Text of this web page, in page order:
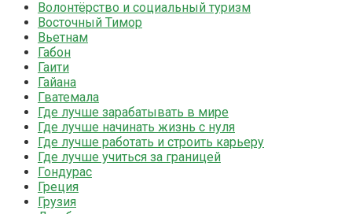
Волонтёрство и социальный туризм
Восточный Тимор
Вьетнам
Габон
Гаити
Гайана
Гватемала
Где лучше зарабатывать в мире
Где лучше начинать жизнь с нуля
Где лучше работать и строить карьеру
Где лучше учиться за границей
Гондурас
Греция
Грузия